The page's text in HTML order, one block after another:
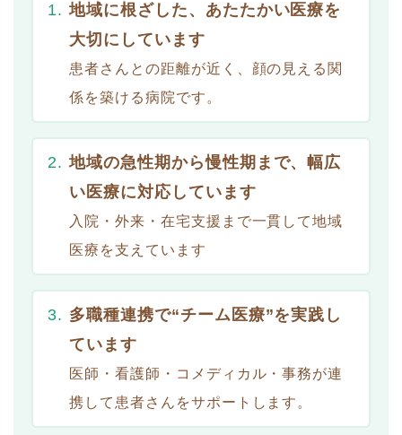
地域に根ざした、あたたかい医療を
大切にしています
患者さんとの距離が近く、顔の見える関
係を築ける病院です。
地域の急性期から慢性期まで、幅広
い医療に対応しています
入院・外来・在宅支援まで一貫して地域
医療を支えています
多職種連携で“チーム医療”を実践し
ています
医師・看護師・コメディカル・事務が連
携して患者さんをサポートします。